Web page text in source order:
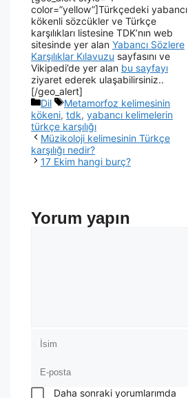
color=”yellow”]Türkçedeki yabancı
kökenli sözcükler ve Türkçe
karşılıkları listesine TDK’nın web
sitesinde yer alan Yabancı Sözlere
Karşılıklar Kılavuzu sayfasını ve
Vikipedi’de yer alan bu sayfayı
ziyaret ederek ulaşabilirsiniz..
[/geo_alert]
Dil
Metamorfoz kelimesinin
kökeni, tdk, yabancı kelimelerin
türkçe karşılığı
Müzikoloji kelimesinin Türkçe
karşılığı nedir?
17 Ekim hangi burç?
Yorum yapın
Daha sonraki yorumlarımda